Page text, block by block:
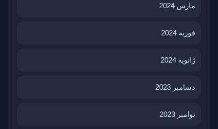
مارس 2024
فوریه 2024
ژانویه 2024
دسامبر 2023
نوامبر 2023